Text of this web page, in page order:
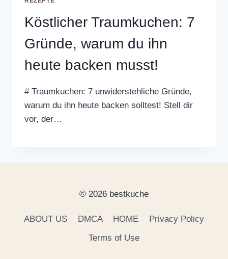
Köstlicher Traumkuchen: 7
Gründe, warum du ihn
heute backen musst!
# Traumkuchen: 7 unwiderstehliche Gründe,
warum du ihn heute backen solltest! Stell dir
vor, der…
© 2026 bestkuche
ABOUT US DMCA HOME
Privacy Policy
Terms of Use